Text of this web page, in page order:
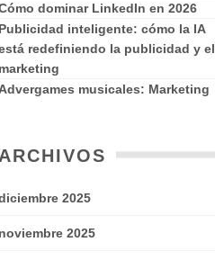
dominar LinkedIn en 2026
Publicidad inteligente: cómo la IA
redefiniendo la publicidad y el
marketing
Advergames musicales: Marketing
ARCHIVOS
2025
noviembre 2025